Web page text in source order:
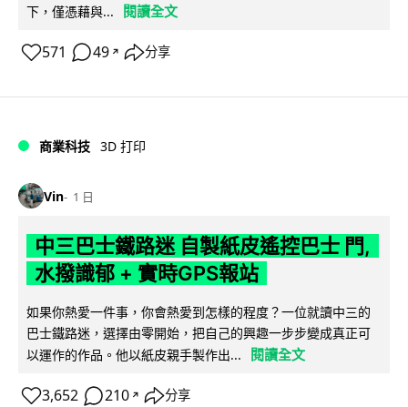
下，僅憑藉與...
閱讀全文
571 49 ↗ 分享
商業科技 3D 打印
Vin 1 日
中三巴士鐵路迷 自製紙皮遙控巴士 門,
水撥識郁 + 實時GPS報站
如果你熱愛一件事，你會熱愛到怎樣的程度？一位就讀中三的
巴士鐵路迷，選擇由零開始，把自己的興趣一步步變成真正可
以運作的作品。他以紙皮親手製作出...
閱讀全文
3,652 210 ↗ 分享